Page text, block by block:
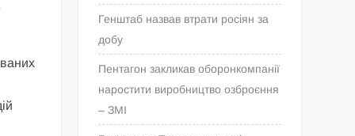
Генштаб назвав втрати росіян за
добу
Пентагон закликав оборонкомпанії
наростити виробництво озброєння
– ЗМІ